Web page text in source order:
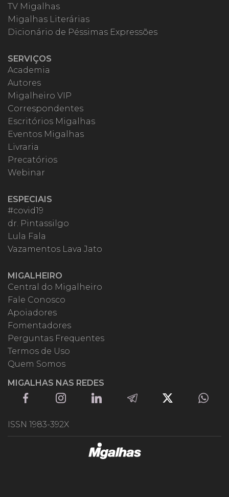
TV Migalhas
Migalhas Literárias
Dicionário de Péssimas Expressões
SERVIÇOS
Academia
Autores
Migalheiro VIP
Correspondentes
Escritórios Migalhas
Eventos Migalhas
Livraria
Precatórios
Webinar
ESPECIAIS
#covid19
dr. Pintassilgo
Lula Fala
Vazamentos Lava Jato
MIGALHEIRO
Central do Migalheiro
Fale Conosco
Apoiadores
Fomentadores
Perguntas Frequentes
Termos de Uso
Quem Somos
MIGALHAS NAS REDES
ISSN 1983-392X